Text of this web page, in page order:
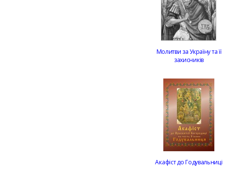
Молитви за Україну та її
захисників
Акафіст до Годувальниці